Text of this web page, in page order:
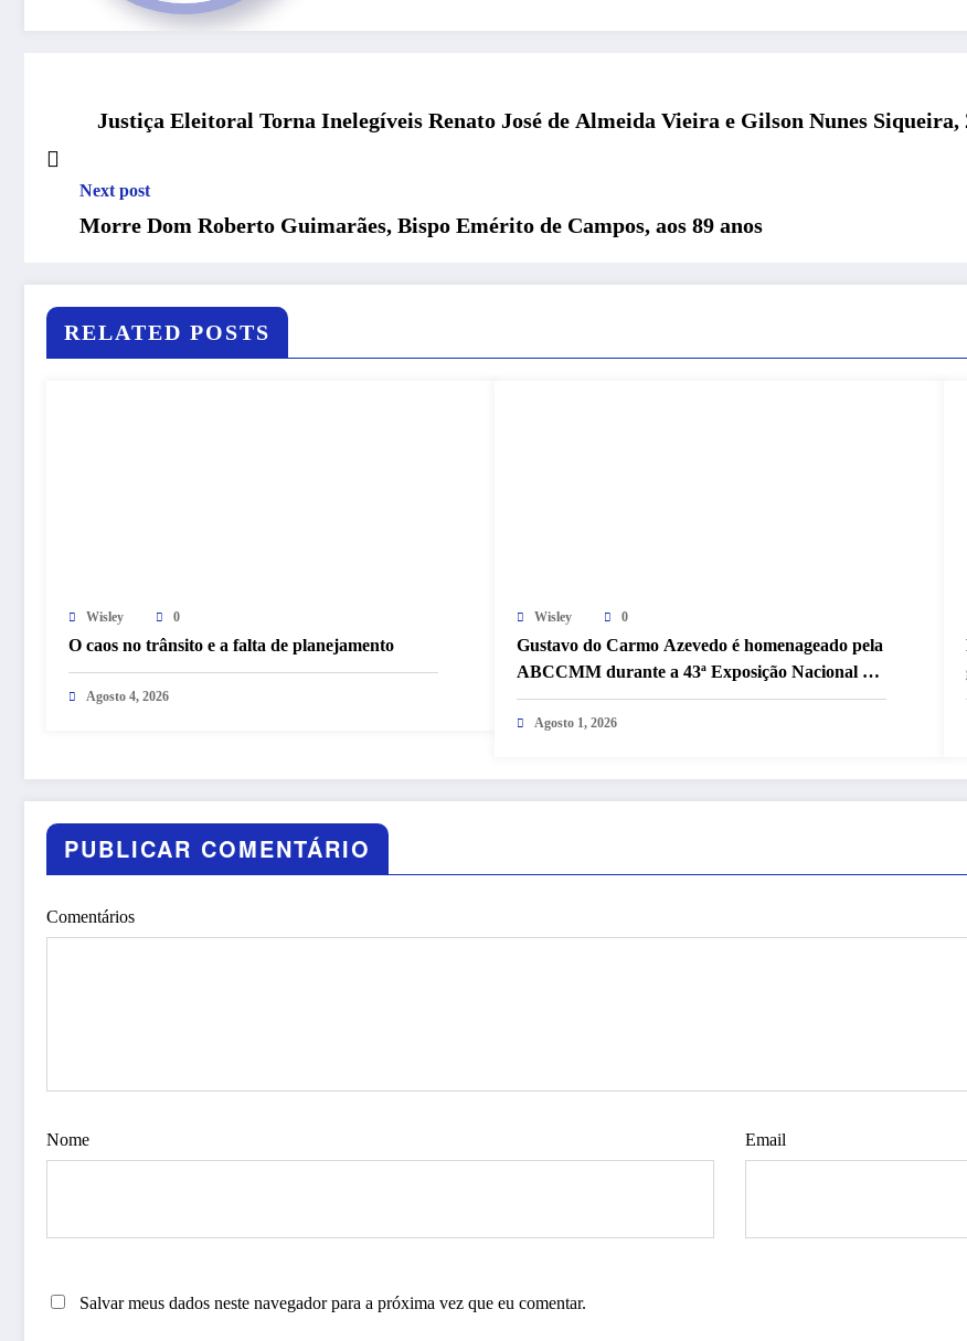
Justiça Eleitoral Torna Inelegíveis Renato José de Almeida Vieira e Gilson Nunes Siqueira,
Next post
Morre Dom Roberto Guimarães, Bispo Emérito de Campos, aos 89 anos
RELATED POSTS
Wisley 0
O caos no trânsito e a falta de planejamento
Agosto 4, 2026
Wisley 0
Gustavo do Carmo Azevedo é homenageado pela
ABCCMM durante a 43ª Exposição Nacional do
Mangalarga Marchador
Agosto 1, 2026
PUBLICAR COMENTÁRIO
Comentários
Nome Email
Salvar meus dados neste navegador para a próxima vez que eu comentar.